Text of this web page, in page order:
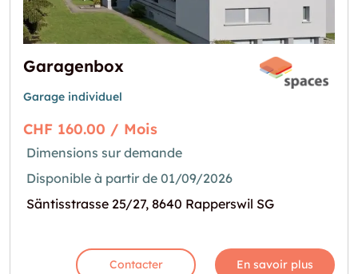
Garagenbox
Garage individuel
CHF 160.00 / Mois
Dimensions sur demande
Disponible à partir de 01/09/2026
Säntisstrasse 25/27, 8640 Rapperswil SG
Contacter En savoir plus